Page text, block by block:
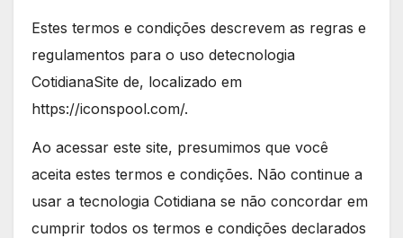
Estes termos e condições descrevem as regras e
regulamentos para o uso detecnologia
CotidianaSite de, localizado em
https://iconspool.com/.
Ao acessar este site, presumimos que você
aceita estes termos e condições. Não continue a
usar a tecnologia Cotidiana se não concordar em
cumprir todos os termos e condições declarados